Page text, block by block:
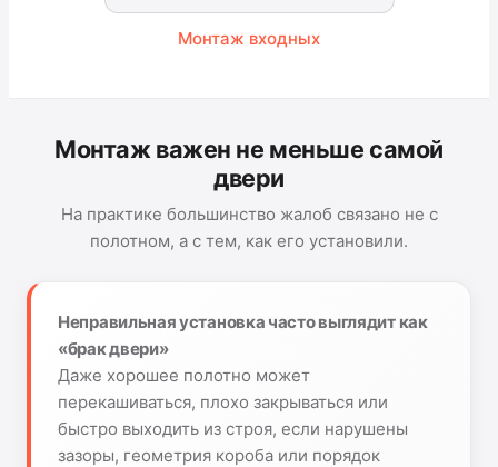
Монтаж входных
Монтаж важен не меньше самой
двери
На практике большинство жалоб связано не с
полотном, а с тем, как его установили.
Неправильная установка часто выглядит как
«брак двери»
Даже хорошее полотно может
перекашиваться, плохо закрываться или
быстро выходить из строя, если нарушены
зазоры, геометрия короба или порядок